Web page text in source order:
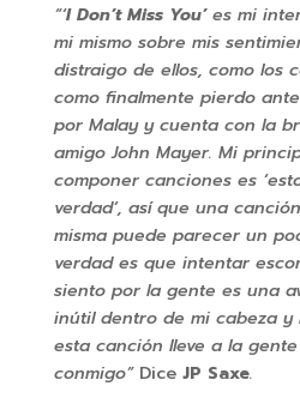
“‘I Don’t Miss You’es mi
mi mismo sobre mis
distraigo de ellos, como los
como finalmente pierdo
por Malay y cuenta con la
amigo John Mayer. Mi
componer canciones es
verdad’, así que una
misma puede parecer un
verdad es que intentar
siento por la gente es una
inútil dentro de mi cabeza y
esta canción lleve a la
conmigo” Dice JP Saxe.